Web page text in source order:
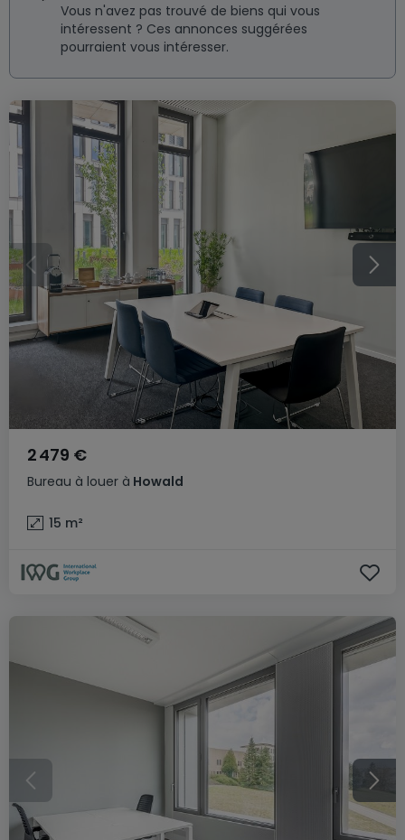
Vous n'avez pas trouvé de biens qui vous
intéressent ? Ces annonces suggérées
pourraient vous intéresser.
Bureau à louer à Howald
2 479 €
15 m²